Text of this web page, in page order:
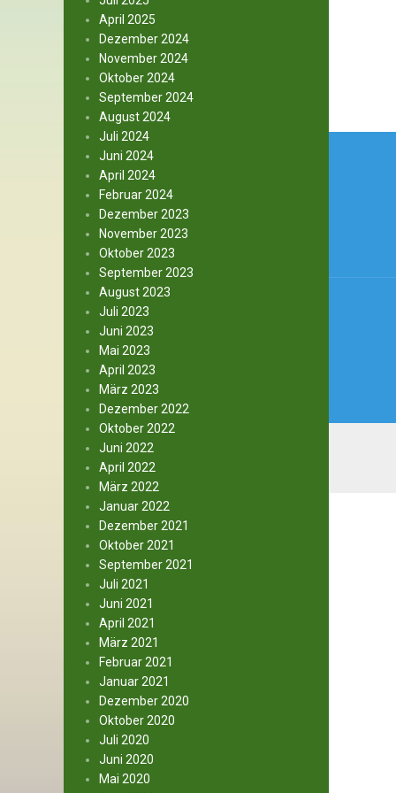
April 2025
Dezember 2024
November 2024
Oktober 2024
September 2024
August 2024
Juli 2024
Juni 2024
April 2024
Februar 2024
Dezember 2023
November 2023
Oktober 2023
September 2023
August 2023
Juli 2023
Juni 2023
Mai 2023
April 2023
März 2023
Dezember 2022
Oktober 2022
Juni 2022
April 2022
März 2022
Januar 2022
Dezember 2021
Oktober 2021
September 2021
Juli 2021
Juni 2021
April 2021
März 2021
Februar 2021
Januar 2021
Dezember 2020
Oktober 2020
Juli 2020
Juni 2020
Mai 2020